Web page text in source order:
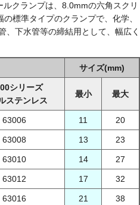
クランプは、8.0mmの六角スクリ
標準タイプのクランプで、化学、
、下水管等の締結用として、幅広く
サイズ(mm)
シリーズ
ステンレス
最小 最大
63006 11 20
63008 13 23
63010 14 27
63012 17 32
63016 21 38